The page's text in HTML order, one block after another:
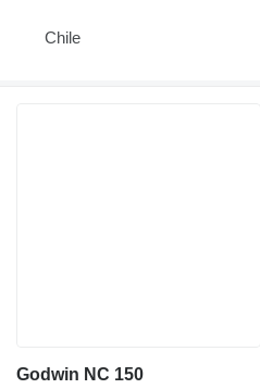
Chile
Godwin NC 150